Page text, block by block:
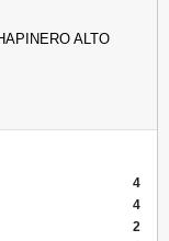
ALTO
4
4
2